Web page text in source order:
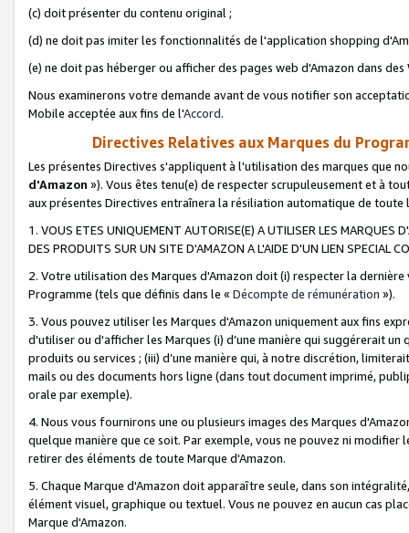
(c) doit présenter du contenu original ;
(d) ne doit pas imiter les fonctionnalités de l'application shopping
(e) ne doit pas héberger ou afficher des pages web d'Amazon dans
Nous examinerons votre demande avant de vous notifier son
Mobile acceptée aux fins de l'Accord.
Directives Relatives aux Marques du
Les présentes Directives s'appliquent à l'utilisation des marques que
d'Amazon »). Vous êtes tenu(e) de respecter scrupuleusement et à
aux présentes Directives entraînera la résiliation automatique de
1. VOUS ETES UNIQUEMENT AUTORISE(E) A UTILISER LES MARQUES
DES PRODUITS SUR UN SITE D'AMAZON A L'AIDE D'UN LIEN SPECIAL
2. Votre utilisation des Marques d'Amazon doit (i) respecter la
Programme (tels que définis dans le « Décompte de rémunération »).
3. Vous pouvez utiliser les Marques d'Amazon uniquement aux fins
d'utiliser ou d'afficher les Marques (i) d’une manière qui suggérerait
produits ou services ; (iii) d’une manière qui, à notre discrétion,
mails ou des documents hors ligne (dans tout document imprimé,
orale par exemple).
4. Nous vous fournirons une ou plusieurs images des Marques
quelque manière que ce soit. Par exemple, vous ne pouvez ni
retirer des éléments de toute Marque d'Amazon.
5. Chaque Marque d'Amazon doit apparaître seule, dans son
élément visuel, graphique ou textuel. Vous ne pouvez en aucun cas
Marque d'Amazon.